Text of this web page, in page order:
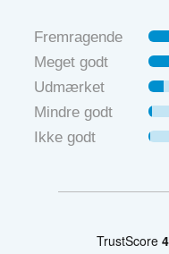
Fremragende
Meget godt
Udmærket
Mindre godt
Ikke godt